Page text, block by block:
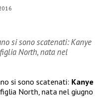
si sono scatenati: Kanye
North, nata nel
si sono scatenati: Kanye
North, nata nel giugno